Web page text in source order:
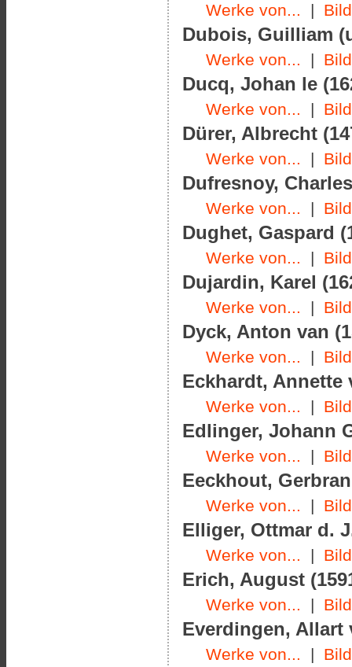
Werke von... |
Dubois, Guilliam
Werke von... |
Ducq, Johan le
Werke von... |
Dürer, Albrecht
Werke von... |
Dufresnoy,
Werke von... |
Dughet, Gaspard
Werke von... |
Dujardin, Karel
Werke von... |
Dyck, Anton van
Werke von... |
Eckhardt, Annette
Werke von... |
Edlinger, Johann
Werke von... |
Eeckhout,
Werke von... |
Elliger, Ottmar d.
Werke von... |
Erich, August
Werke von... |
Everdingen, Allart
Werke von... |